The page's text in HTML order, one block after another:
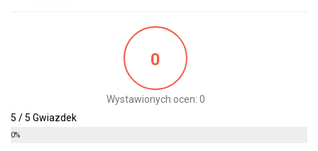
0
Wystawionych ocen: 0
5 / 5 Gwiazdek
0%